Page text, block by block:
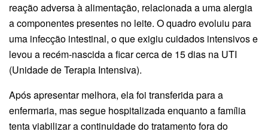
reação adversa à alimentação, relacionada a uma alergia
a componentes presentes no leite. O quadro evoluiu para
uma infecção intestinal, o que exigiu cuidados intensivos e
levou a recém-nascida a ficar cerca de 15 dias na UTI
(Unidade de Terapia Intensiva).
Após apresentar melhora, ela foi transferida para a
enfermaria, mas segue hospitalizada enquanto a família
tenta viabilizar a continuidade do tratamento fora do